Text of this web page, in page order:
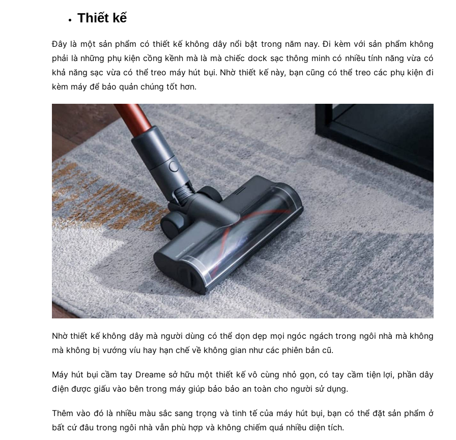
Thiết kế
Đây là một sản phẩm có thiết kế không dây nổi bật trong năm nay. Đi kèm với sản phẩm không
phải là những phụ kiện cồng kềnh mà là mà chiếc dock sạc thông minh có nhiều tính năng vừa có
khả năng sạc vừa có thể treo máy hút bụi. Nhờ thiết kế này, bạn cũng có thể treo các phụ kiện đi
kèm máy để bảo quản chúng tốt hơn.
Nhờ thiết kế không dây mà người dùng có thể dọn dẹp mọi ngóc ngách trong ngôi nhà mà không
mà không bị vướng víu hay hạn chế về không gian như các phiên bản cũ.
Máy hút bụi cầm tay Dreame sở hữu một thiết kế vô cùng nhỏ gọn, có tay cầm tiện lợi, phần dây
điện được giấu vào bên trong máy giúp bảo bảo an toàn cho người sử dụng.
Thêm vào đó là nhiều màu sắc sang trọng và tinh tế của máy hút bụi, bạn có thể đặt sản phẩm ở
bất cứ đâu trong ngôi nhà vẫn phù hợp và không chiếm quá nhiều diện tích.